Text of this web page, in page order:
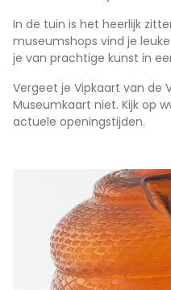
In de tuin is het heerlijk
museumshops vind je
je van prachtige kunst in
Vergeet je Vipkaart van de
Museumkaart niet. Kijk op
actuele openingstijden.